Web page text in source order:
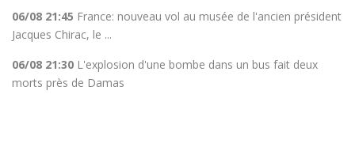
06/08 21:45 France: nouveau vol au musée de l'ancien président
Jacques Chirac, le ...
06/08 21:30 L'explosion d'une bombe dans un bus fait deux
morts près de Damas